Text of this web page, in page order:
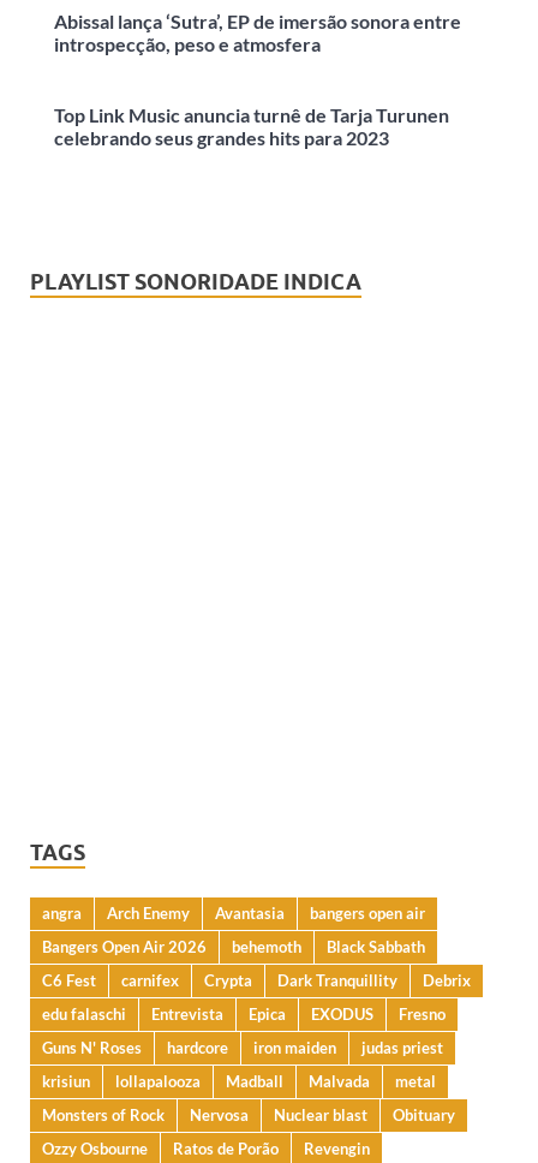
Abissal lança ‘Sutra’, EP de imersão sonora entre
introspecção, peso e atmosfera
Top Link Music anuncia turnê de Tarja Turunen
celebrando seus grandes hits para 2023
PLAYLIST SONORIDADE INDICA
TAGS
angra Arch Enemy Avantasia
bangers open air
Bangers Open Air 2026
behemoth
Black Sabbath
C6 Fest
carnifex Crypta Dark Tranquillity
Debrix
edu falaschi
Entrevista Epica EXODUS
Fresno
Guns N' Roses
hardcore iron maiden
judas priest
krisiun
lollapalooza Madball Malvada
metal
Monsters of Rock
Nervosa Nuclear blast
Obituary
Ozzy Osbourne
Ratos de Porão Revengin